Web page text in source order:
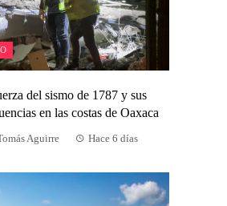
del sismo de 1787 y sus
en las costas de Oaxaca
Aguirre Hace 6 días